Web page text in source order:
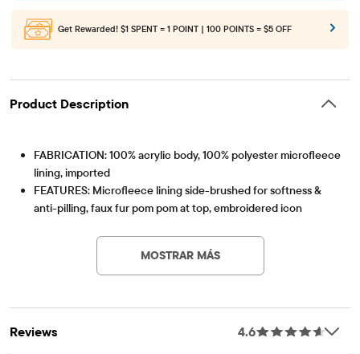
Get Rewarded! $1 SPENT = 1 POINT | 100 POINTS = $5 OFF
Product Description
FABRICATION: 100% acrylic body, 100% polyester microfleece
lining, imported
FEATURES: Microfleece lining side-brushed for softness &
anti-pilling, faux fur pom pom at top, embroidered icon
MOSTRAR MÁS
Reviews 4.6